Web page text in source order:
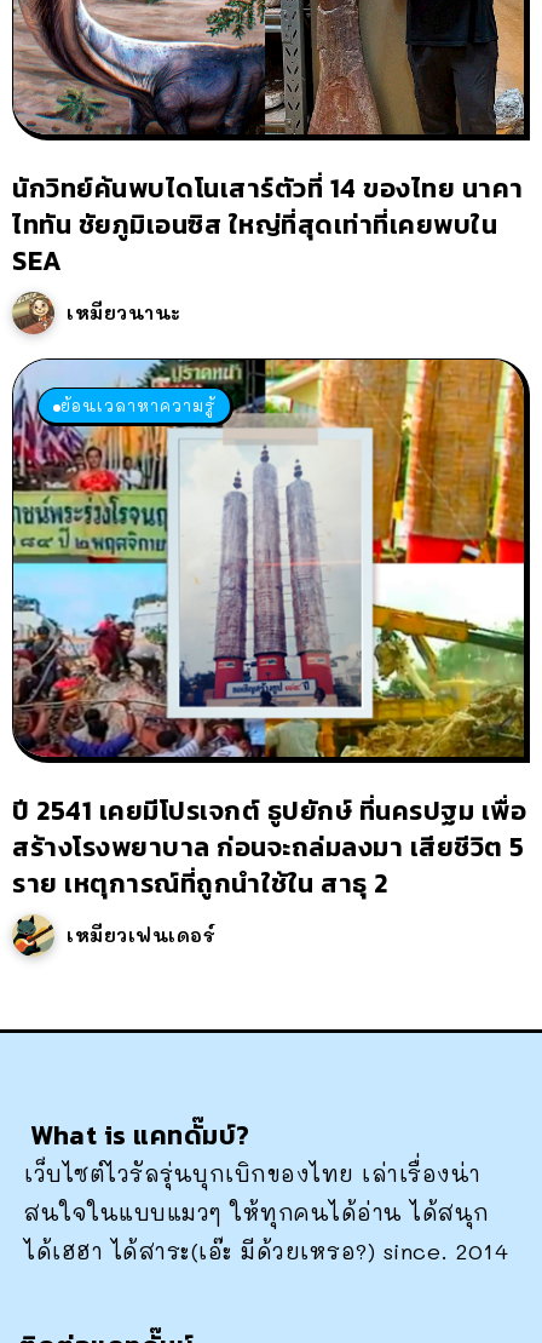
นักวิทย์ค้นพบไดโนเสาร์ตัวที่ 14 ของไทย นาคา
ไททัน ชัยภูมิเอนซิส ใหญ่ที่สุดเท่าที่เคยพบใน
SEA
เหมียวนานะ
ย้อนเวลาหาความรู้
ปี 2541 เคยมีโปรเจกต์ ธูปยักษ์ ที่นครปฐม เพื่อ
สร้างโรงพยาบาล ก่อนจะถล่มลงมา เสียชีวิต 5
ราย เหตุการณ์ที่ถูกนำใช้ใน สาธุ 2
เหมียวเฟนเดอร์
What is แคทดั๊มบ์?
เว็บไซต์ไวรัลรุ่นบุกเบิกของไทย เล่าเรื่องน่า
สนใจในแบบแมวๆ ให้ทุกคนได้อ่าน ได้สนุก
ได้เฮฮา ได้สาระ(เอ๊ะ มีด้วยเหรอ?) since. 2014